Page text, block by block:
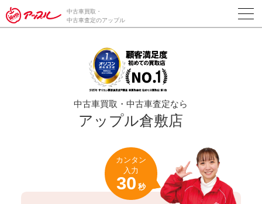
/*ABテスト_新規査定フォームの為のCVボタン*/
中古車買取・
中古車査定のアップル
中古車買取・中古車査定なら
アップル倉敷店
カンタン
入力
30 秒